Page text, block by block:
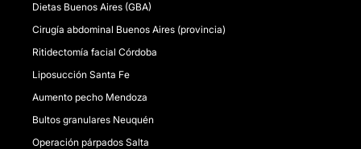
Dietas Buenos Aires (GBA)
Cirugía abdominal Buenos Aires (provincia)
Ritidectomía facial Córdoba
Liposucción Santa Fe
Aumento pecho Mendoza
Bultos granulares Neuquén
Operación párpados Salta